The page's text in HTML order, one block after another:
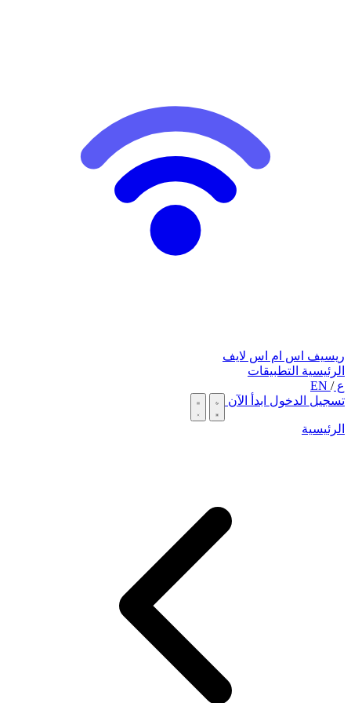
ريسيف اس ام اس لايف
الرئيسية التطبيقات
ع/
تسجيل الدخول ابدأ الآن
الرئيسية